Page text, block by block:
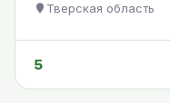
Тверская область
5